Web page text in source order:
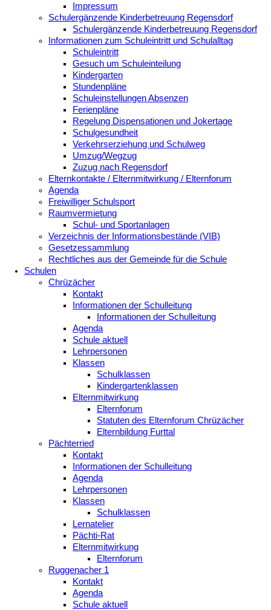
Impressum
Schulergänzende Kinderbetreuung Regensdorf
Schulergänzende Kinderbetreuung Regensdorf
Informationen zum Schuleintritt und Schulalltag
Schuleintritt
Gesuch um Schuleinteilung
Kindergarten
Stundenpläne
Schuleinstellungen Absenzen
Ferienpläne
Regelung Dispensationen und Jokertage
Schulgesundheit
Verkehrserziehung und Schulweg
Umzug/Wegzug
Zuzug nach Regensdorf
Elternkontakte / Elternmitwirkung / Elternforum
Agenda
Freiwilliger Schulsport
Raumvermietung
Schul- und Sportanlagen
Verzeichnis der Informationsbestände (VIB)
Gesetzessammlung
Rechtliches aus der Gemeinde für die Schule
Schulen
Chrüzächer
Kontakt
Informationen der Schulleitung
Informationen der Schulleitung
Agenda
Schule aktuell
Lehrpersonen
Klassen
Schulklassen
Kindergartenklassen
Elternmitwirkung
Elternforum
Statuten des Elternforum Chrüzächer
Elternbildung Furttal
Pächterried
Kontakt
Informationen der Schulleitung
Agenda
Lehrpersonen
Klassen
Schulklassen
Lernatelier
Pächti-Rat
Elternmitwirkung
Elternforum
Ruggenacher 1
Kontakt
Agenda
Schule aktuell